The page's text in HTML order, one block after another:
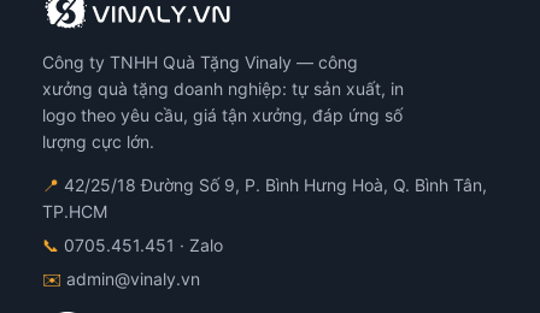
Công ty TNHH Quà Tặng Vinaly — công
xưởng quà tặng doanh nghiệp: tự sản xuất, in
logo theo yêu cầu, giá tận xưởng, đáp ứng số
lượng cực lớn.
📍 42/25/18 Đường Số 9, P. Bình Hưng Hoà, Q. Bình Tân,
TP.HCM
📞 0705.451.451 · Zalo
✉️ admin@vinaly.vn